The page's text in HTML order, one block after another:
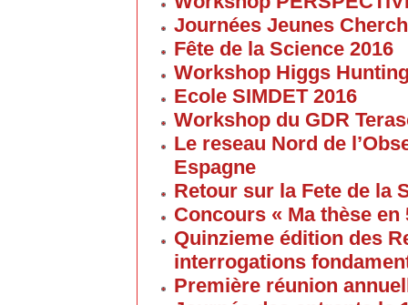
Journées Jeunes
Fête de la Science 2016
Workshop Higgs
Ecole SIMDET 2016
Workshop du GDR
Le reseau Nord de
Espagne
Retour sur la Fete de la
Concours « Ma thèse
Quinzieme édition des
interrogations
Première réunion